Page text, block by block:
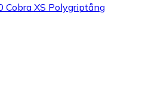
Cobra XS Polygriptång